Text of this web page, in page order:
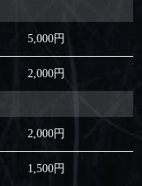
5,000円
2,000円
2,000円
1,500円